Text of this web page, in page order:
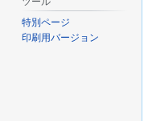
特別ページ
印刷用バージョン